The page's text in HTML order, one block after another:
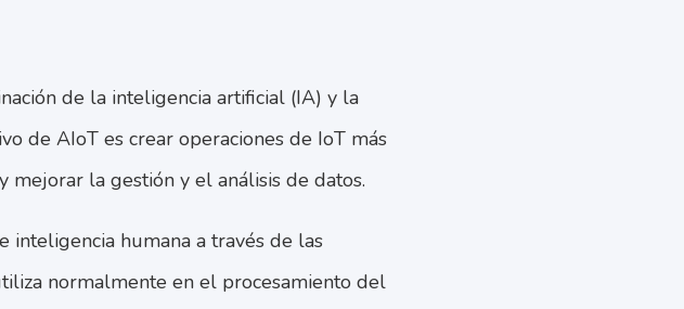
de la inteligencia artificial (IA) y la
de AIoT es crear operaciones de IoT más
mejorar la gestión y el análisis de datos.
inteligencia humana a través de las
normalmente en el procesamiento del